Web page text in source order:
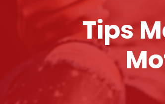
Tips